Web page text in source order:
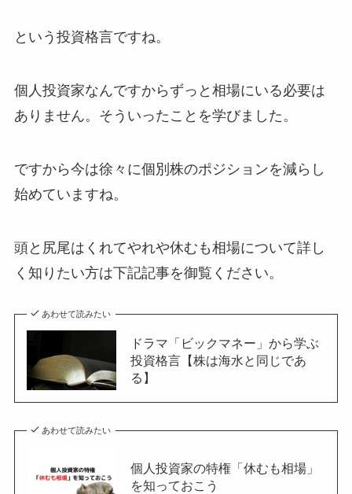
という投資格言ですね。
個人投資家なんですからずっと相場にいる必要は
ありません。そういったことを学びました。
ですから今は徐々に個別株のポジションを減らし
始めていますね。
頭と尻尾はくれてやれや休むも相場について詳し
く知りたい方は下記記事を御覧ください。
あわせて読みたい
ドラマ「ビックマネー」から学ぶ
投資格言【株は海水と同じであ
る】
あわせて読みたい
個人投資家の特権「休むも相場」
を知っておこう